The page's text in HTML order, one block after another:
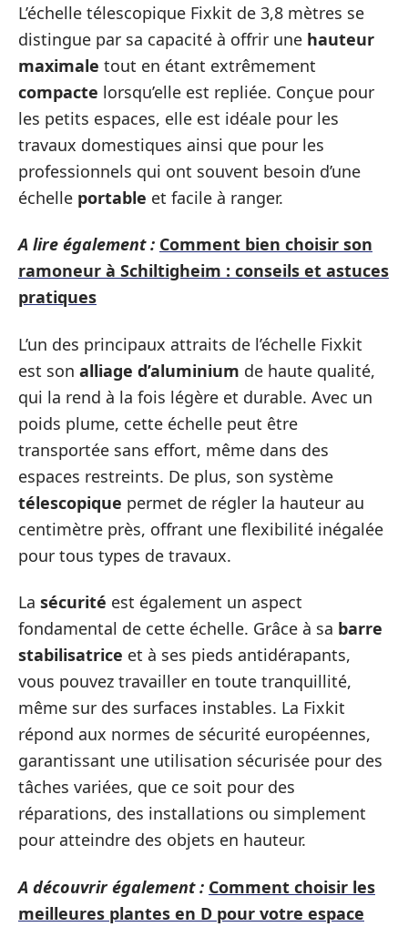
L’échelle télescopique Fixkit de 3,8 mètres se
distingue par sa capacité à offrir une hauteur
maximale tout en étant extrêmement
compacte lorsqu’elle est repliée. Conçue pour
les petits espaces, elle est idéale pour les
travaux domestiques ainsi que pour les
professionnels qui ont souvent besoin d’une
échelle portable et facile à ranger.
A lire également : Comment bien choisir son
ramoneur à Schiltigheim : conseils et astuces
pratiques
L’un des principaux attraits de l’échelle Fixkit
est son alliage d’aluminium de haute qualité,
qui la rend à la fois légère et durable. Avec un
poids plume, cette échelle peut être
transportée sans effort, même dans des
espaces restreints. De plus, son système
télescopique permet de régler la hauteur au
centimètre près, offrant une flexibilité inégalée
pour tous types de travaux.
La sécurité est également un aspect
fondamental de cette échelle. Grâce à sa barre
stabilisatrice et à ses pieds antidérapants,
vous pouvez travailler en toute tranquillité,
même sur des surfaces instables. La Fixkit
répond aux normes de sécurité européennes,
garantissant une utilisation sécurisée pour des
tâches variées, que ce soit pour des
réparations, des installations ou simplement
pour atteindre des objets en hauteur.
A découvrir également : Comment choisir les
meilleures plantes en D pour votre espace